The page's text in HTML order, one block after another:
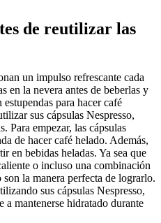
de reutilizar las
un impulso refrescante cada
en la nevera antes de beberlas y
para hacer café
sus cápsulas Nespresso,
Para empezar, las cápsulas
de hacer café helado. Además,
en bebidas heladas. Ya sea que
o incluso una combinación
son la manera perfecta de lograrlo.
sus cápsulas Nespresso,
a mantenerse hidratado durante